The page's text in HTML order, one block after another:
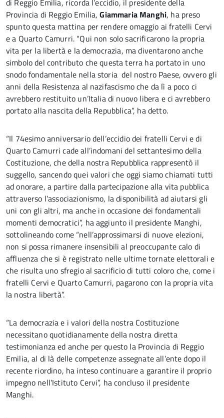
di Reggio Emilia, ricorda l’eccidio, il presidente della
Provincia di Reggio Emilia,Giammaria Manghi, ha preso
spunto questa mattina per rendere omaggio ai fratelli Cervi
e a Quarto Camurri. “Qui non solo sacrificarono la propria
vita per la libertà e la democrazia, ma diventarono anche
simbolo del contributo che questa terra ha portato in uno
snodo fondamentale nella storia del nostro Paese, ovvero gli
anni della Resistenza al nazifascismo che da lì a poco ci
avrebbero restituito un’Italia di nuovo libera e ci avrebbero
portato alla nascita della Repubblica”, ha detto.
“Il 74esimo anniversario dell’eccidio dei fratelli Cervi e di
Quarto Camurri cade all’indomani del settantesimo della
Costituzione, che della nostra Repubblica rappresentò il
suggello, sancendo quei valori che oggi siamo chiamati tutti
ad onorare, a partire dalla partecipazione alla vita pubblica
attraverso l’associazionismo, la disponibilità ad aiutarsi gli
uni con gli altri, ma anche in occasione dei fondamentali
momenti democratici”, ha aggiunto il presidente Manghi,
sottolineando come “nell’approssimarsi di nuove elezioni,
non si possa rimanere insensibili al preoccupante calo di
affluenza che si è registrato nelle ultime tornate elettorali e
che risulta uno sfregio al sacrificio di tutti coloro che, come i
fratelli Cervi e Quarto Camurri, pagarono con la propria vita
la nostra libertà”.
“La democrazia e i valori della nostra Costituzione
necessitano quotidianamente della nostra diretta
testimonianza ed anche per questo la Provincia di Reggio
Emilia, al di là delle competenze assegnate all’ente dopo il
recente riordino, ha inteso continuare a garantire il proprio
impegno nell’Istituto Cervi”, ha concluso il presidente
Manghi.